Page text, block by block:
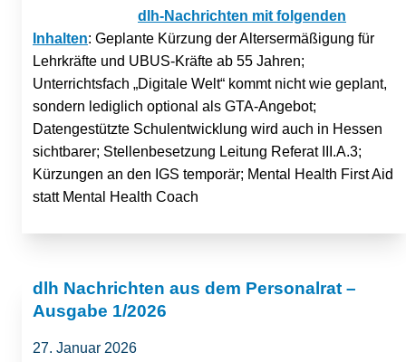
dlh-Nachrichten mit folgenden
Inhalten: Geplante Kürzung der Altersermäßigung für
Lehrkräfte und UBUS-Kräfte ab 55 Jahren;
Unterrichtsfach „Digitale Welt“ kommt nicht wie geplant,
sondern lediglich optional als GTA-Angebot;
Datengestützte Schulentwicklung wird auch in Hessen
sichtbarer; Stellenbesetzung Leitung Referat III.A.3;
Kürzungen an den IGS temporär; Mental Health First Aid
statt Mental Health Coach
dlh Nachrichten aus dem Personalrat –
Ausgabe 1/2026
27. Januar 2026